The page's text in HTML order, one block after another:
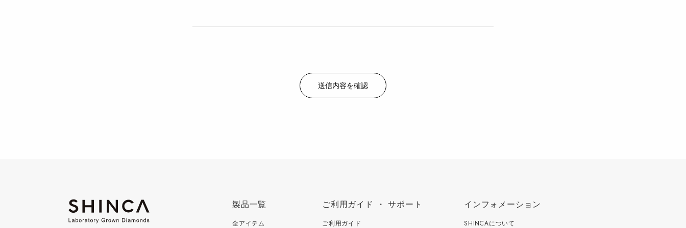
製品一覧
全アイテム
ご利用ガイド ・ サポート
ご利用ガイド
インフォメーション
SHINCAについて